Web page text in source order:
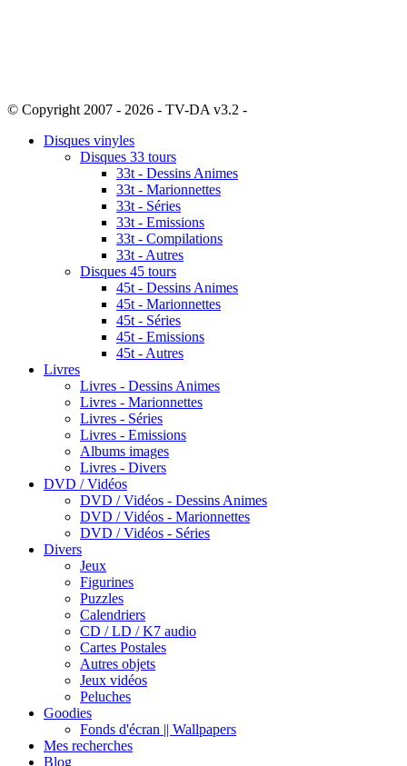
© Copyright 2007 - 2026 - TV-DA v3.2 -
Disques vinyles
Disques 33 tours
33t - Dessins Animes
33t - Marionnettes
33t - Séries
33t - Emissions
33t - Compilations
33t - Autres
Disques 45 tours
45t - Dessins Animes
45t - Marionnettes
45t - Séries
45t - Emissions
45t - Autres
Livres
Livres - Dessins Animes
Livres - Marionnettes
Livres - Séries
Livres - Emissions
Albums images
Livres - Divers
DVD / Vidéos
DVD / Vidéos - Dessins Animes
DVD / Vidéos - Marionnettes
DVD / Vidéos - Séries
Divers
Jeux
Figurines
Puzzles
Calendriers
CD / LD / K7 audio
Cartes Postales
Autres objets
Jeux vidéos
Peluches
Goodies
Fonds d'écran || Wallpapers
Mes recherches
Blog